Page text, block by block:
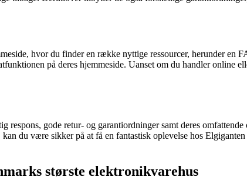
hvor du finder en række nyttige ressourcer, herunder en
på deres hjemmeside. Uanset om du handler online
gode retur- og garantiordninger samt deres
du være sikker på at få en fantastisk oplevelse hos
største elektronikvarehus